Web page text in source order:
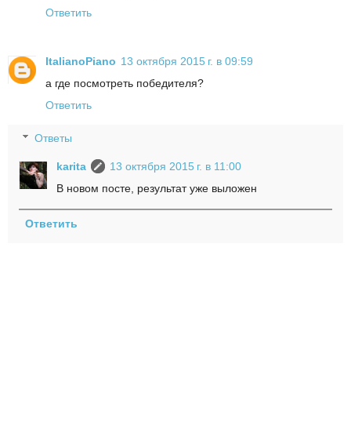
Ответить
ItalianoPiano 13 октября 2015 г. в 09:59
а где посмотреть победителя?
Ответить
Ответы
karita
13 октября 2015 г. в 11:00
В новом посте, результат уже выложен
Ответить